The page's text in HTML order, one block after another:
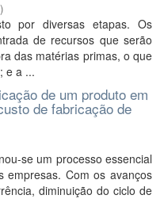
)
por diversas etapas. Os
de recursos que serão
das matérias primas, o que
e a ...
de um produto em
de fabricação de
se um processo essencial
empresas. Com os avanços
diminuição do ciclo de